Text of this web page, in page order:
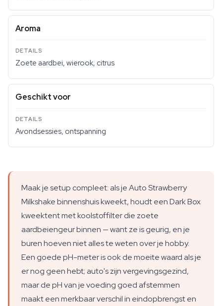
Aroma
Zoete aardbei, wierook, citrus
Geschikt voor
Avondsessies, ontspanning
Maak je setup compleet: als je Auto Strawberry
Milkshake binnenshuis kweekt, houdt een Dark Box
kweektent met koolstoffilter die zoete
aardbeiengeur binnen — want ze is geurig, en je
buren hoeven niet alles te weten over je hobby.
Een goede pH-meter is ook de moeite waard als je
er nog geen hebt; auto's zijn vergevingsgezind,
maar de pH van je voeding goed afstemmen
maakt een merkbaar verschil in eindopbrengst en